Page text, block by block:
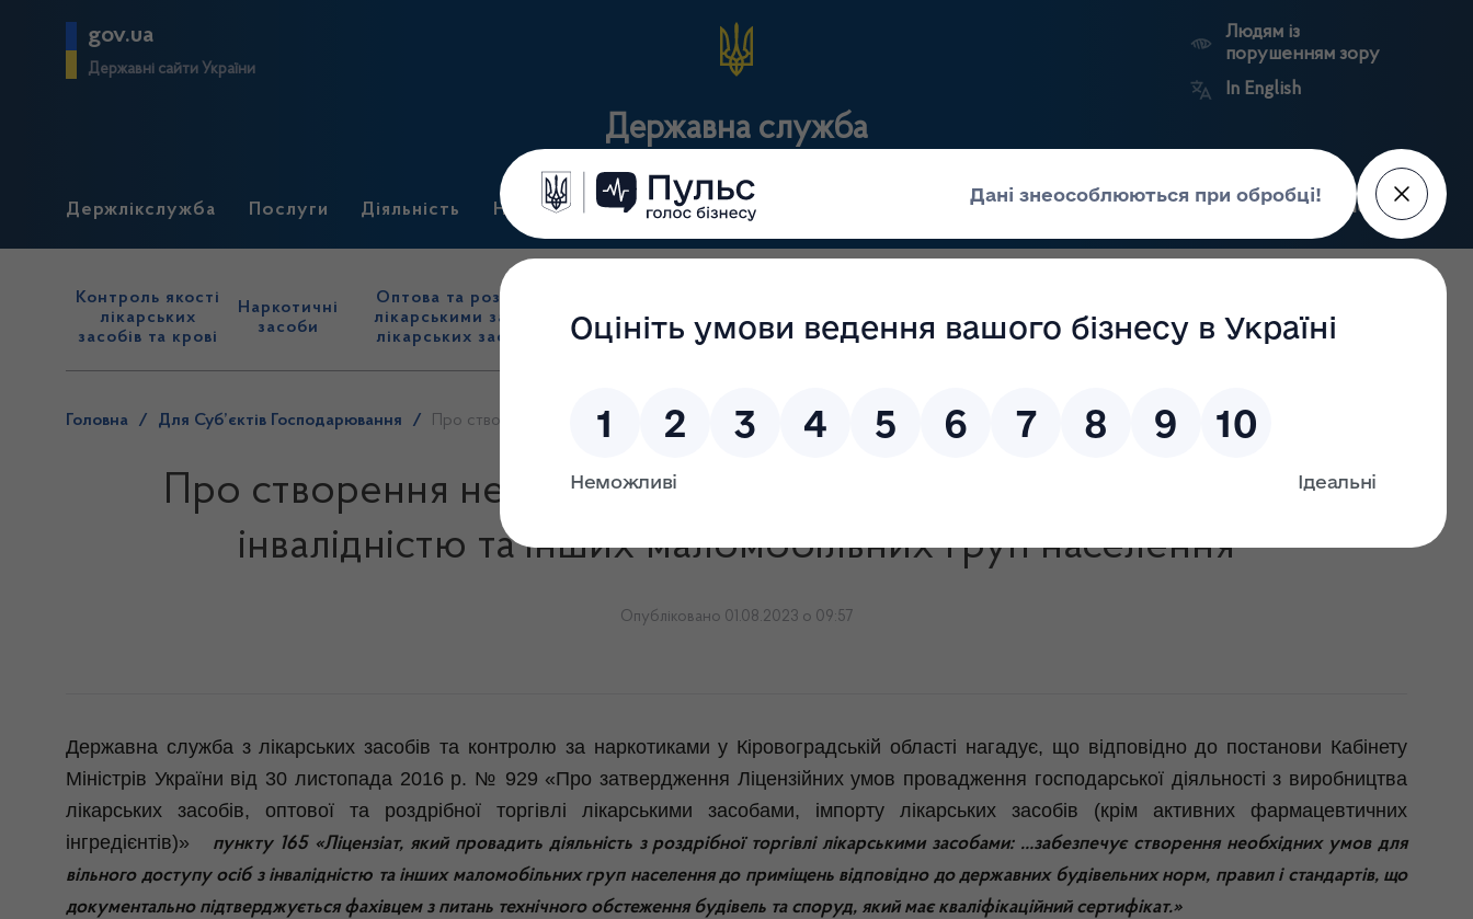
gov.ua
Державні сайти України
Державна служба
Людям із
порушенням зору
In English
Держлікслужба Послуги Діяльність Нормативні документи Для громадськості Прес-центр Пошук
Контроль якості
лікарських
засобів та крові
Наркотичні
засоби
Оптова та роздрібна торгівля
лікарськими засобами, імпорт
лікарських засобів (крім АФІ)
нагляд
(контроль)
засобів, крові та
сертифікація
нагляд
реєстри
портал
Держлікслужби
Головна / Для Суб’єктів Господарювання / Про створення необхідних умов для вільного доступу осіб з інвалідністю та інших маломобільних груп населення
Про створення необхідних умов для вільного доступу осіб з
інвалідністю та інших маломобільних груп населення
Опубліковано 01.08.2023 о 09:57
Державна служба з лікарських засобів та контролю за наркотиками у Кіровоградській області нагадує, що відповідно до постанови Кабінету
Міністрів України від 30 листопада 2016 р. № 929 «Про затвердження Ліцензійних умов провадження господарської діяльності з виробництва
лікарських засобів, оптової та роздрібної торгівлі лікарськими засобами, імпорту лікарських засобів (крім активних фармацевтичних
інгредієнтів)»
пункту 165 «Ліцензіат, який провадить діяльність з роздрібної торгівлі лікарськими засобами: …забезпечує створення необхідних умов для
вільного доступу осіб з інвалідністю та інших маломобільних груп населення до приміщень відповідно до державних будівельних норм, правил і стандартів, що
документально підтверджується фахівцем з питань технічного обстеження будівель та споруд, який має кваліфікаційний сертифікат.»